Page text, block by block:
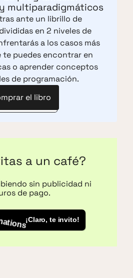
multiparadigmáticos
ante un librillo de
en 2 niveles de
a los casos más
te puedes encontrar en
o aprender conceptos
de programación.
el libro
a un café?
sin publicidad ni
de pago.
¡Claro, te invito!